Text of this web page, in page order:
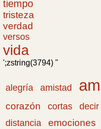
tiempo
tristeza
verdad
versos
vida
';zstring(3794) "
alegría amistad
corazón
cortas
distancia emociones